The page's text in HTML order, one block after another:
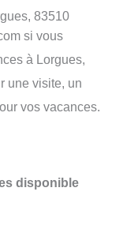
83510
si vous
à Lorgues,
une visite, un
vos vacances.
disponible